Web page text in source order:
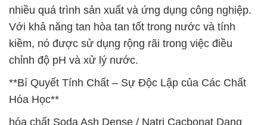
nhiều quá trình sản xuất và ứng dụng công nghiệp.
Với khả năng tan hòa tan tốt trong nước và tính
kiềm, nó được sử dụng rộng rãi trong việc điều
chỉnh độ pH và xử lý nước.
**Bí Quyết Tính Chất – Sự Độc Lập của Các Chất
Hóa Học**
hóa chất Soda Ash Dense / Natri Cacbonat Dạng